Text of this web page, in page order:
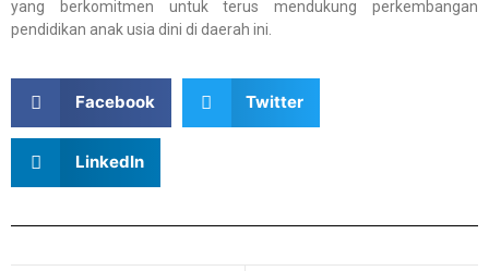
yang berkomitmen untuk terus mendukung perkembangan
pendidikan anak usia dini di daerah ini.
Facebook Twitter
LinkedIn